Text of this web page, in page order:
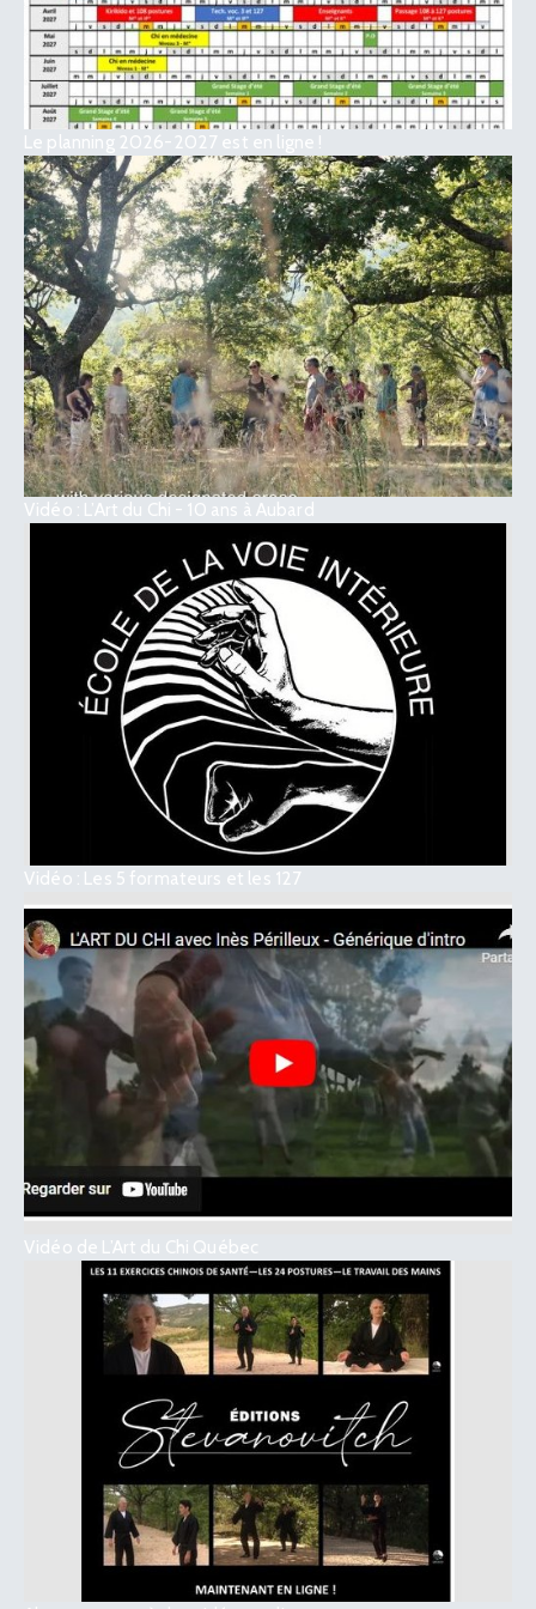
Le planning 2026-2027 est en ligne !
Vidéo : L’Art du Chi - 10 ans à Aubard
Vidéo : Les 5 formateurs et les 127
Vidéo de L’Art du Chi Québec